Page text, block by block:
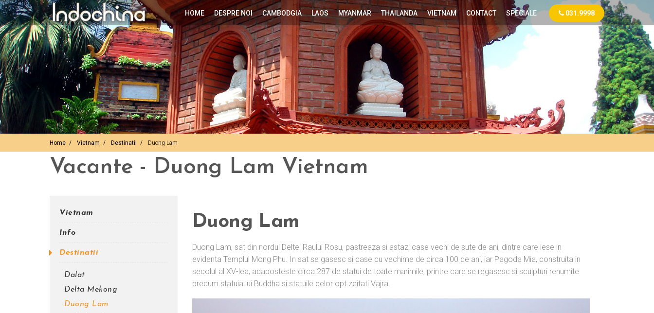
HOME DESPRE NOI CAMBODGIA LAOS MYANMAR THAILANDA VIETNAM CONTACT SPECIALE 031.9998
Home Vietnam Destinatii Duong Lam
Vacante - Duong Lam Vietnam
Vietnam
Info
Destinatii
Dalat
Delta Mekong
Duong Lam
Duong Lam
Duong Lam, sat din nordul Deltei Raului Rosu, pastreaza si astazi case vechi de sute de ani, dintre care iese in
evidenta Templul Mong Phu. In sat se gasesc si case cu vechime de circa 100 de ani, iar Pagoda Mia, construita in
secolul al XV-lea, adaposteste circa 287 de statui de toate marimile, printre care se regasesc si sculpturi renumite
precum statuia lui Buddha si statuile celor opt zeitati Vajra.